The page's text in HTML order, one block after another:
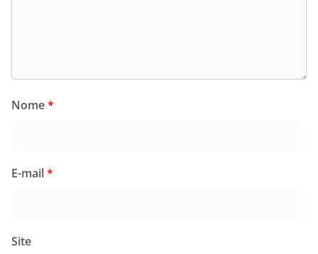
Nome*
E-mail*
Site